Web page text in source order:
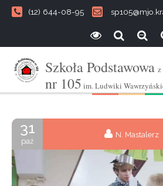
(12) 644-08-95
Szkoła Podstawowa z
nr 105 im. Ludwiki
31
paź
N. Mastalerz